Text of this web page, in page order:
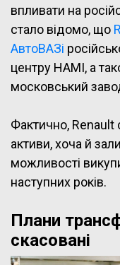
впливати на
стало відомо, що
АвтоВАЗі
центру НАМІ, а
московський
Фактично, Renault
активи, хоча й
можливості
наступних років.
Плани
скасовані